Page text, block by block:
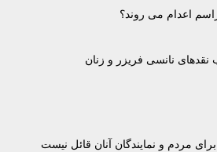
اعدام می روند؟
نقدهای نانسی فریزر و زنان
مردم و نمایندگان آنان قائل نیست